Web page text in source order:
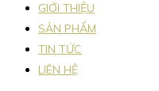
GIỚI THIỆU
SẢN PHẨM
TIN TỨC
LIÊN HỆ